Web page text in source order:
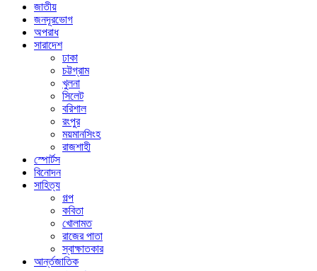
জাতীয়
জনদূরভোগ
অপরাধ
সারাদেশ
ঢাকা
চট্টগ্রাম
খুলনা
সিলেট
বরিশাল
রংপুর
ময়মানসিংহ
রাজশাহী
স্পোর্টস
বিনোদন
সাহিত্য
গল্প
কবিতা
খোলামত
রাজের পাতা
স্বাক্ষাতকার
আর্ন্তজাতিক